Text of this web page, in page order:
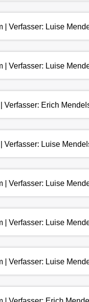
| Verfasser: Luise
| Verfasser: Luise
Verfasser: Erich
Verfasser: Luise
| Verfasser: Luise
| Verfasser: Luise
| Verfasser: Luise